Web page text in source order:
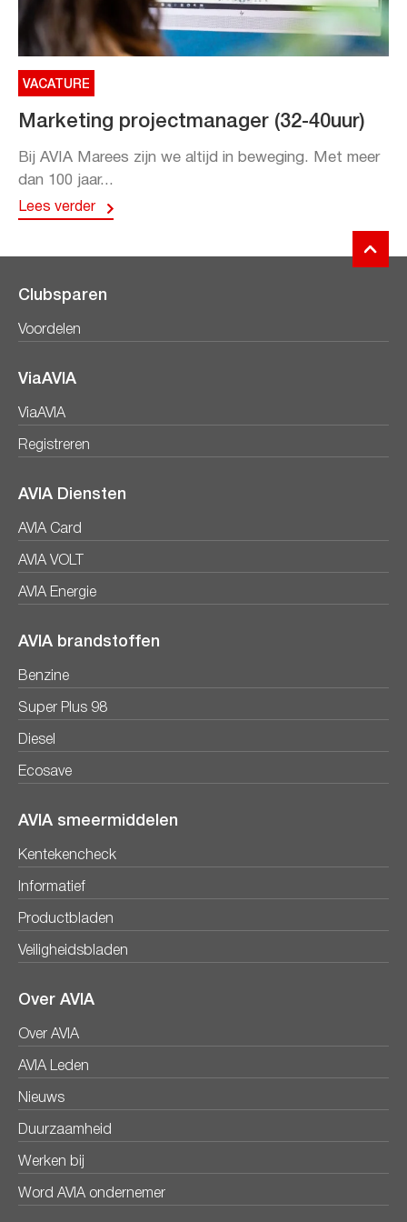
VACATURE
Marketing projectmanager (32-40uur)
Bij AVIA Marees zijn we altijd in beweging. Met meer
dan 100 jaar...
Lees verder
Clubsparen
Voordelen
ViaAVIA
ViaAVIA
Registreren
AVIA Diensten
AVIA Card
AVIA VOLT
AVIA Energie
AVIA brandstoffen
Benzine
Super Plus 98
Diesel
Ecosave
AVIA smeermiddelen
Kentekencheck
Informatief
Productbladen
Veiligheidsbladen
Over AVIA
Over AVIA
AVIA Leden
Nieuws
Duurzaamheid
Werken bij
Word AVIA ondernemer